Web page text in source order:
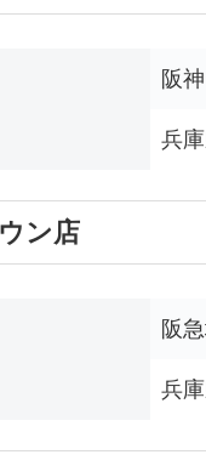
阪
兵
ン店
阪
兵